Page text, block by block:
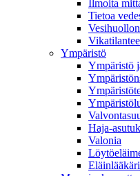
Ilmoita
Tietoa
Ympäristö
Ympäristö
Haja-
Valonia